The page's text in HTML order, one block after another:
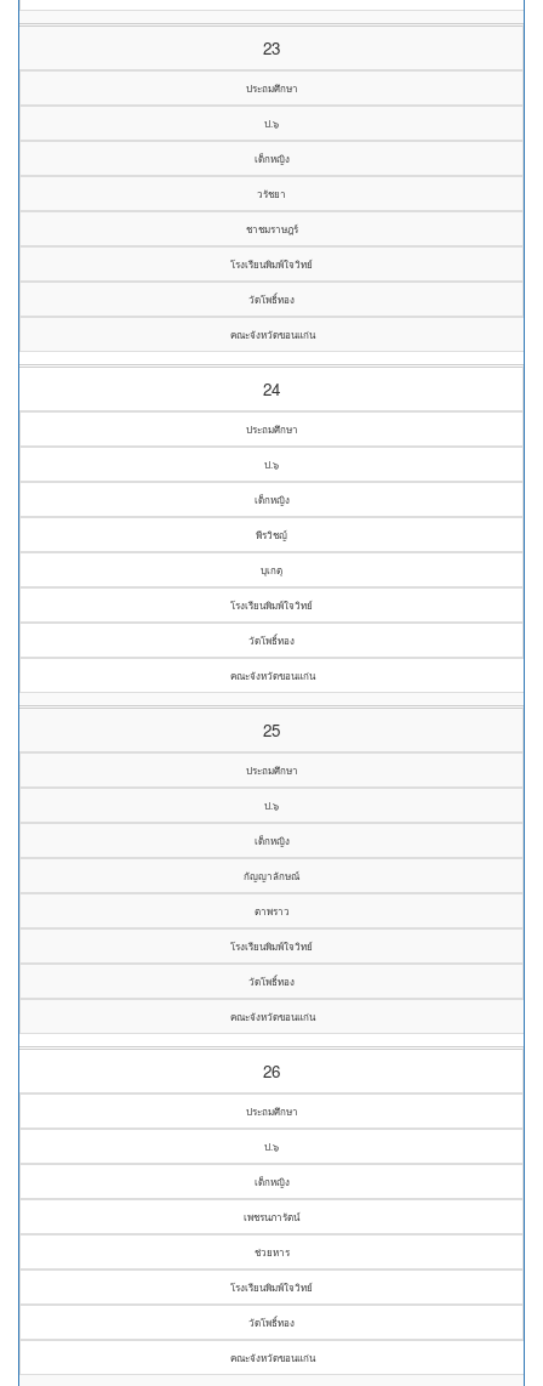
23
ประถมศึกษา
ป.๖
เด็กหญิง
วรัชยา
ชาชมราษฎร์
โรงเรียนพิมพ์ใจวิทย์
วัดโพธิ์ทอง
คณะจังหวัดขอนแก่น
24
ประถมศึกษา
ป.๖
เด็กหญิง
พีรวิชญ์
บุเกตุ
โรงเรียนพิมพ์ใจวิทย์
วัดโพธิ์ทอง
คณะจังหวัดขอนแก่น
25
ประถมศึกษา
ป.๖
เด็กหญิง
กัญญาลักษณ์
ตาพราว
โรงเรียนพิมพ์ใจวิทย์
วัดโพธิ์ทอง
คณะจังหวัดขอนแก่น
26
ประถมศึกษา
ป.๖
เด็กหญิง
เพชรนภารัตน์
ช่วยหาร
โรงเรียนพิมพ์ใจวิทย์
วัดโพธิ์ทอง
คณะจังหวัดขอนแก่น